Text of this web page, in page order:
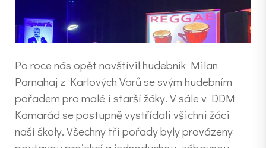
Po roce nás opět navštívil hudebník Milan
Parnahaj z Karlových Varů se svým hudebním
pořadem pro malé i starší žáky. V sále v DDM
Kamarád se postupně vystřídali všichni žáci
naší školy. Všechny tři pořady byly provázeny